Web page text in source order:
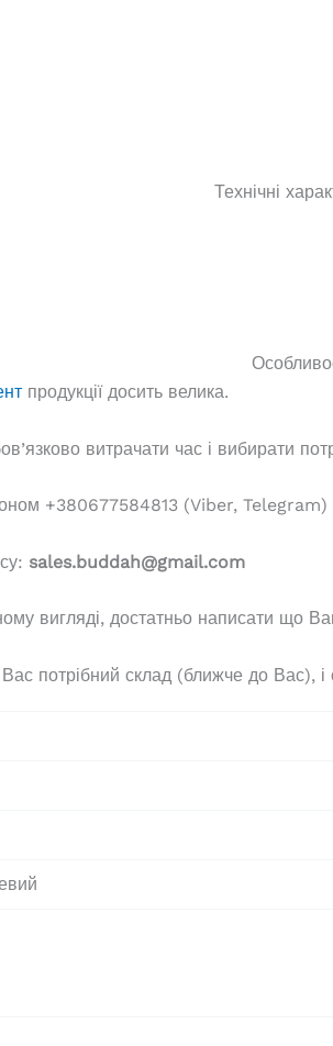
Технічні
продукції досить велика.
витрачати час і вибирати
+380677584813 (Viber,
sales.buddah@gmail.com
вигляді, достатньо написати що
потрібний склад (ближче до Вас), і